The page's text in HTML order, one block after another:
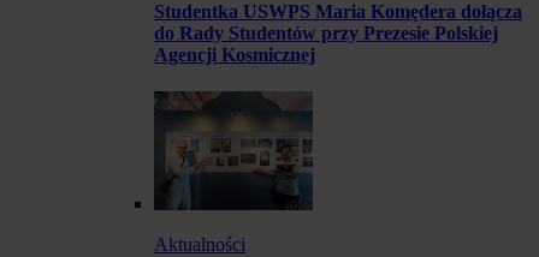
Studentka USWPS Maria Komędera dołącza
do Rady Studentów przy Prezesie Polskiej
Agencji Kosmicznej
Aktualności